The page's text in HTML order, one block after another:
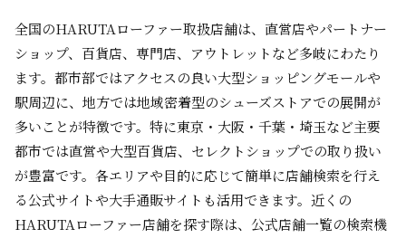
全国のHARUTAローファー取扱店舗は、直営店やパートナー
ショップ、百貨店、専門店、アウトレットなど多岐にわたり
ます。都市部ではアクセスの良い大型ショッピングモールや
駅周辺に、地方では地域密着型のシューズストアでの展開が
多いことが特徴です。特に東京・大阪・千葉・埼玉など主要
都市では直営や大型百貨店、セレクトショップでの取り扱い
が豊富です。各エリアや目的に応じて簡単に店舗検索を行え
る公式サイトや大手通販サイトも活用できます。近くの
HARUTAローファー店舗を探す際は、公式店舗一覧の検索機